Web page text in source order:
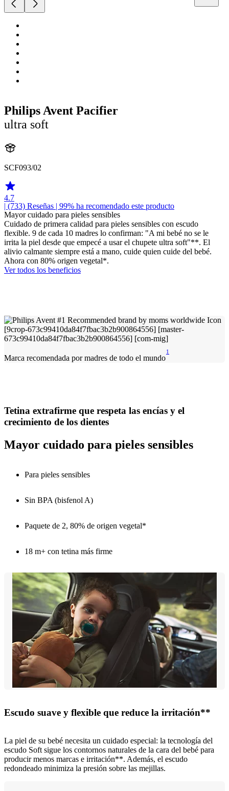
Philips Avent Pacifier
ultra soft
SCF093/02
4.7
| (733) Reseñas | 99% ha recomendado este producto
Mayor cuidado para pieles sensibles
Cuidado de primera calidad para pieles sensibles con escudo
flexible. 9 de cada 10 madres lo confirman: "A mi bebé no se le
irrita la piel desde que empecé a usar el chupete ultra soft"**. El
alivio calmante siempre está a mano, cuide quien cuide del bebé.
Ahora con 80% origen vegetal*.
Ver todos los beneficios
Marca recomendada por madres de todo el mundo
1
Tetina extrafirme que respeta las encías y el
crecimiento de los dientes
Mayor cuidado para pieles sensibles
Para pieles sensibles
Sin BPA (bisfenol A)
Paquete de 2, 80% de origen vegetal*
18 m+ con tetina más firme
Escudo suave y flexible que reduce la irritación**
La piel de su bebé necesita un cuidado especial: la tecnología del
escudo Soft sigue los contornos naturales de la cara del bebé para
producir menos marcas e irritación**. Además, el escudo
redondeado minimiza la presión sobre las mejillas.